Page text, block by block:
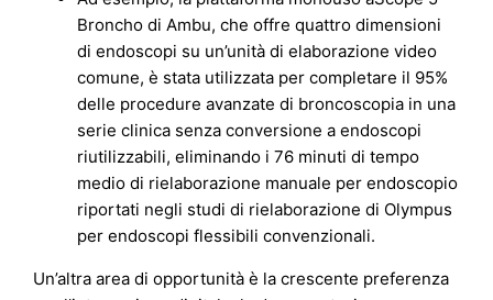
Broncho di Ambu, che offre quattro dimensioni
di endoscopi su un’unità di elaborazione video
comune, è stata utilizzata per completare il 95%
delle procedure avanzate di broncoscopia in una
serie clinica senza conversione a endoscopi
riutilizzabili, eliminando i 76 minuti di tempo
medio di rielaborazione manuale per endoscopio
riportati negli studi di rielaborazione di Olympus
per endoscopi flessibili convenzionali.
Un’altra area di opportunità è la crescente preferenza